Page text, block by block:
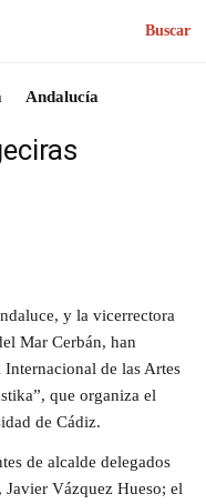
Buscar
Andalucía
y la vicerrectora
Mar Cerbán, han
de las Artes
que organiza el
de Cádiz.
de alcalde delegados
Vázquez Hueso; el